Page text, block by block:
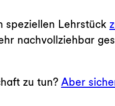
speziellen Lehrstück
nachvollziehbar
zu tun? Aber